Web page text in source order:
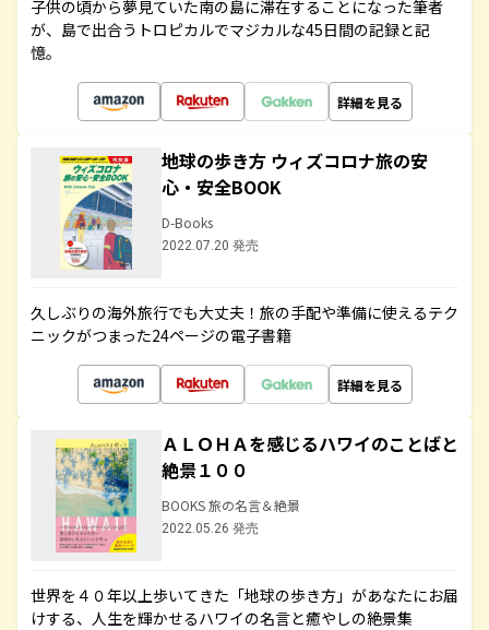
子供の頃から夢見ていた南の島に滞在することになった筆者
が、島で出合うトロピカルでマジカルな45日間の記録と記
憶。
詳細を見る
地球の歩き方 ウィズコロナ旅の安
心・安全BOOK
D-Books
2022.07.20 発売
久しぶりの海外旅行でも大丈夫！旅の手配や準備に使えるテク
ニックがつまった24ページの電子書籍
詳細を見る
ＡＬＯＨＡを感じるハワイのことばと
絶景１００
BOOKS 旅の名言＆絶景
2022.05.26 発売
世界を４０年以上歩いてきた「地球の歩き方」があなたにお届
けする、人生を輝かせるハワイの名言と癒やしの絶景集